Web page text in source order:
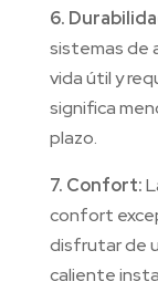
6.
sistemas de
vida útil y
significa
plazo.
7. Confort:
confort
disfrutar de
caliente